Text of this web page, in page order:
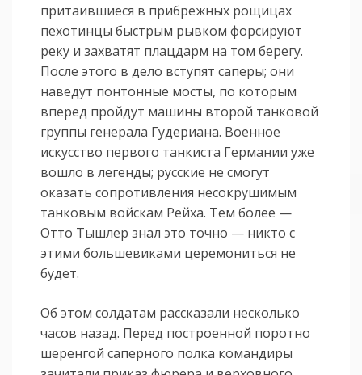
притаившиеся в прибрежных рощицах
пехотинцы быстрым рывком форсируют
реку и захватят плацдарм на том берегу.
После этого в дело вступят саперы; они
наведут понтонные мосты, по которым
вперед пройдут машины второй танковой
группы генерала Гудериана. Военное
искусство первого танкиста Германии уже
вошло в легенды; русские не смогут
оказать сопротивления несокрушимым
танковым войскам Рейха. Тем более —
Отто Тышлер знал это точно — никто с
этими большевиками церемониться не
будет.
Об этом солдатам рассказали несколько
часов назад. Перед построенной поротно
шеренгой саперного полка командиры